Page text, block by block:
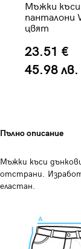
Мъжки къси
панталони
цвят
23.51 €
45.98 лв.
Пълно описание
Мъжки къси
отстрани.
еластан.